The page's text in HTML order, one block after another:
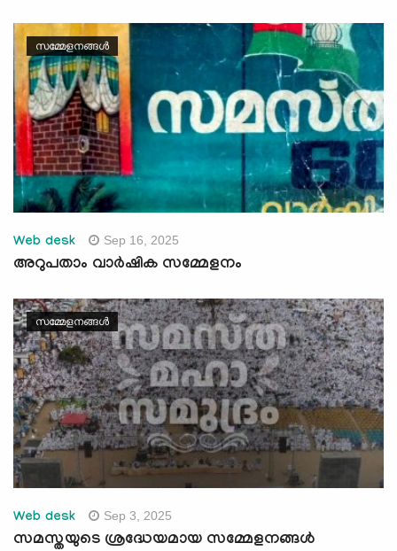
സമ്മേളനങ്ങൾ
Web desk Sep 16, 2025
അറുപതാം വാര്‍ഷിക സമ്മേളനം
സമ്മേളനങ്ങൾ
Web desk Sep 3, 2025
സമസ്തയുടെ ശ്രദ്ധേയമായ സമ്മേളനങ്ങള്‍